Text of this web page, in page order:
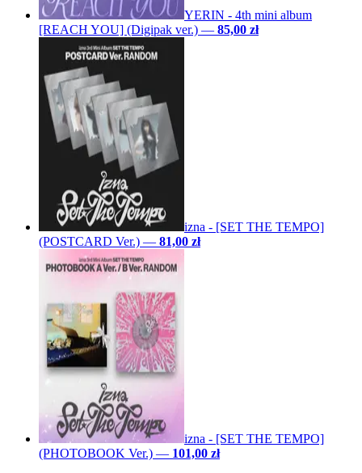
YERIN - 4th mini album
[REACH YOU] (Digipak ver.) — 85,00 zł
izna - [SET THE TEMPO]
(POSTCARD Ver.) — 81,00 zł
izna - [SET THE TEMPO]
(PHOTOBOOK Ver.) — 101,00 zł